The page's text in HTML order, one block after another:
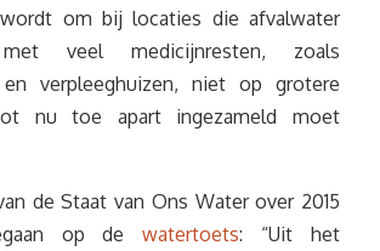
om bij locaties die afvalwater
met veel medicijnresten, zoals
en verpleeghuizen, niet op grotere
nu toe apart ingezameld moet
de Staat van Ons Water over 2015
op dewatertoets: “Uit het